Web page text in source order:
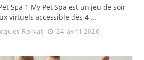
Spa 1 My Pet Spa est un jeu de soin
virtuels accessible dès 4 ...
Roivat 24 avril 2026